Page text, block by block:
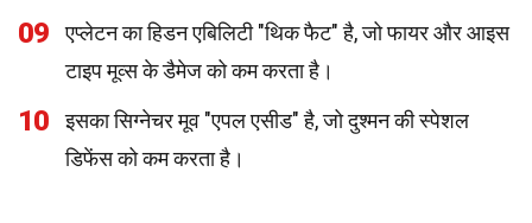
09
एप्लेटन का हिडन एबिलिटी "थिक फैट" है, जो फायर और आइस
टाइप मूव्स के डैमेज को कम करता है।
10
इसका सिग्नेचर मूव "एपल एसीड" है, जो दुश्मन की स्पेशल
डिफेंस को कम करता है।